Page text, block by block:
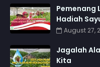
Pemenang
Hadiah
August 27,
Jagalah
Kita